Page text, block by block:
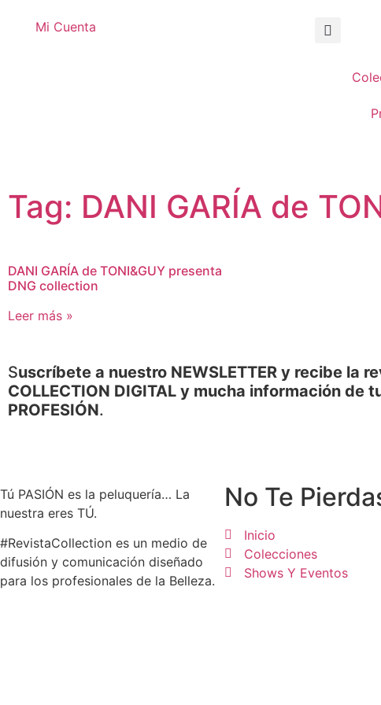
Mi Cuenta
Tag: DANI GARÍA de
DANI GARÍA de TONI&GUY presenta
DNG collection
Leer más »
Suscríbete a nuestro NEWSLETTER y recibe la
COLLECTION DIGITAL y mucha información de
PROFESIÓN.
Tú PASIÓN es la peluquería… La
nuestra eres TÚ.
#RevistaCollection es un medio de
difusión y comunicación diseñado
para los profesionales de la Belleza.
No Te
Inicio
Colecciones
Shows Y Eventos